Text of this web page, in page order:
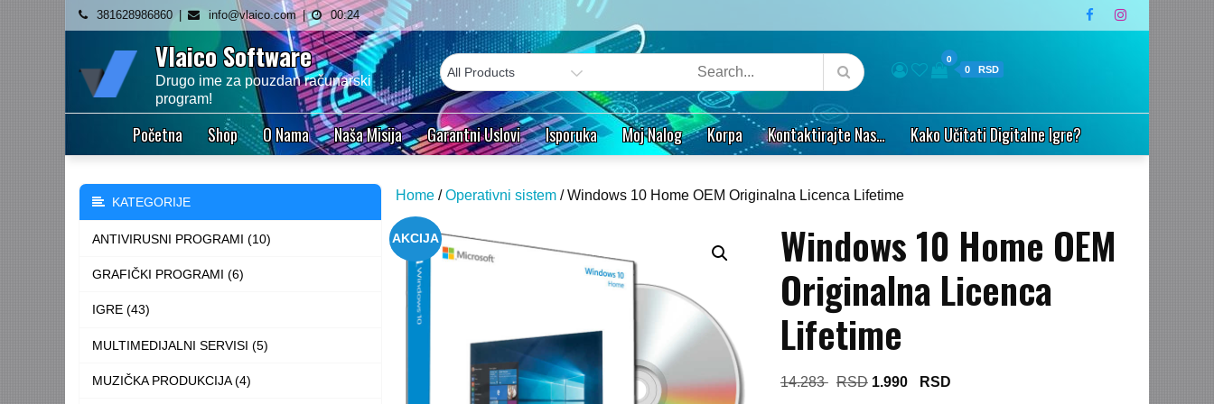
Skip
content
381628986860 info@vlaico.com 00:24
Vlaico Software
Drugo ime za pouzdan računarski
program!
0
0
Početna Shop O Nama Naša Misija Garantni Uslovi Isporuka Moj Nalog Korpa Kontaktirajte Nas… Kako Učitati Digitalne Igre?
Home /Operativni sistem / Windows 10 Home OEM Originalna Licenca Lifetime
AKCIJA
Windows 10 Home OEM
Originalna Licenca
Lifetime
14.283
Original
1.990
Current
KATEGORIJE
ANTIVIRUSNI PROGRAMI (10)
GRAFIČKI PROGRAMI (6)
IGRE (43)
MULTIMEDIJALNI SERVISI (5)
MUZIČKA PRODUKCIJA (4)